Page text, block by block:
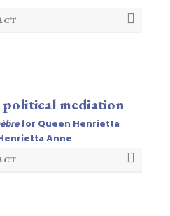
mediation
for Queen Henrietta
Anne